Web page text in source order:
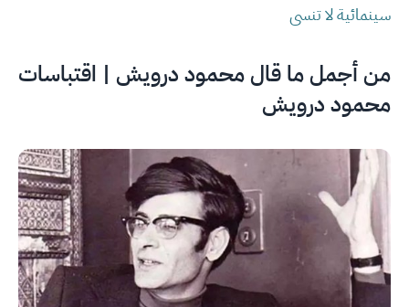
سينمائية لا تنسى
من أجمل ما قال محمود درويش | اقتباسات
محمود درويش